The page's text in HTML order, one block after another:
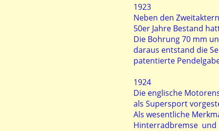
1923
Neben den
50er Jahre Bestand
Die Bohrung 70 mm
daraus entstand die
patentierte
1924
Die englische
als Supersport
Als wesentliche
Hinterradbremse und